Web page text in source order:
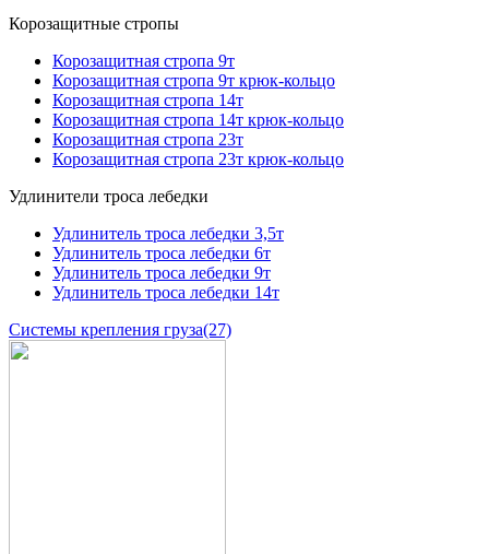
Корозащитные стропы
Корозащитная стропа 9т
Корозащитная стропа 9т крюк-кольцо
Корозащитная стропа 14т
Корозащитная стропа 14т крюк-кольцо
Корозащитная стропа 23т
Корозащитная стропа 23т крюк-кольцо
Удлинители троса лебедки
Удлинитель троса лебедки 3,5т
Удлинитель троса лебедки 6т
Удлинитель троса лебедки 9т
Удлинитель троса лебедки 14т
Системы крепления груза(27)